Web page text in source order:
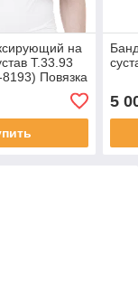
на
Т.33.93
Повязка
5